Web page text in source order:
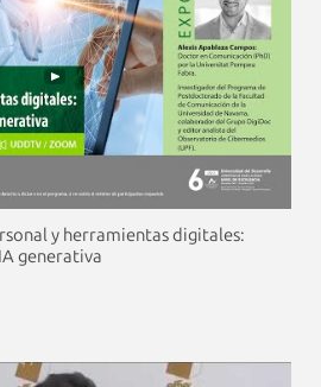
y herramientas digitales:
generativa